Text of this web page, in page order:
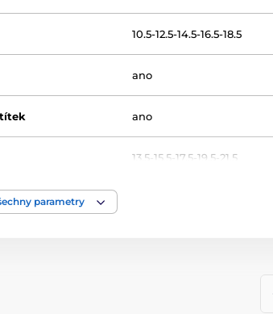
10.5-12.5-14.5-16.5-18.5
ano
ano
13.5-15.5-17.5-19.5-21.5
parametry